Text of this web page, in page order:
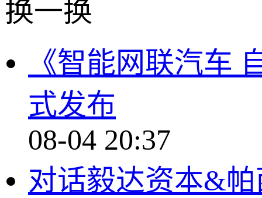
换一换
《智能网联汽车
式发布
08-04 20:37
对话毅达资本&